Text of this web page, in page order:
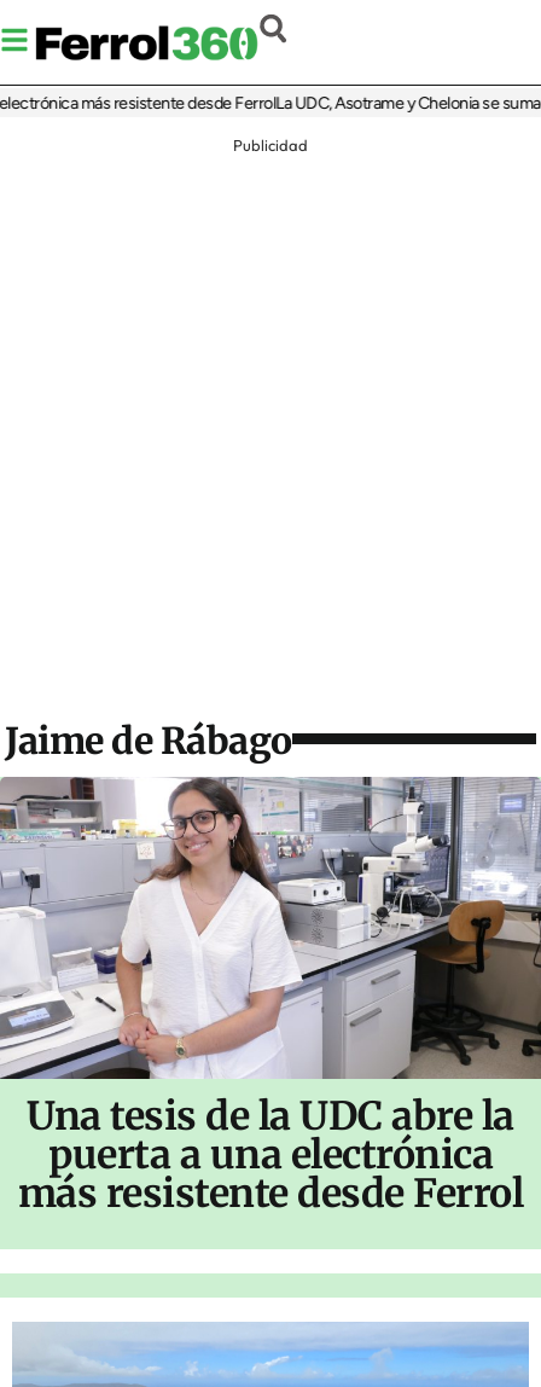
más resistente desde FerrolLa UDC, Asotrame y Chelonia se suman al
Publicidad
Jaime de Rábago
Una tesis de la UDC abre la
puerta a una electrónica
más resistente desde Ferrol